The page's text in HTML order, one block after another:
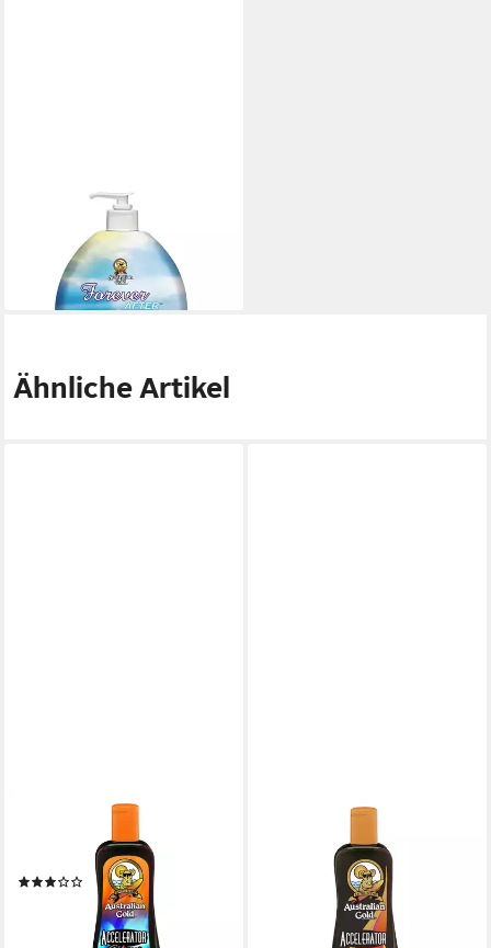
AUSTRALIAN GOLD
(55,28 €/ 1 l)
lieferbar - in 2-3 Werktagen bei dir
Ähnliche Artikel
AUSTRALIAN GOLD
Selbstbräunungslotion,
natürliche bronzer
(1)
(111,84 €/ 1 l)
lieferbar - in 2-3 Werktagen bei dir
AUSTRALIAN GOLD
Tanning Produkt
(101,52 €/ 1 l)
lieferbar - in 2-3 Werktagen bei dir